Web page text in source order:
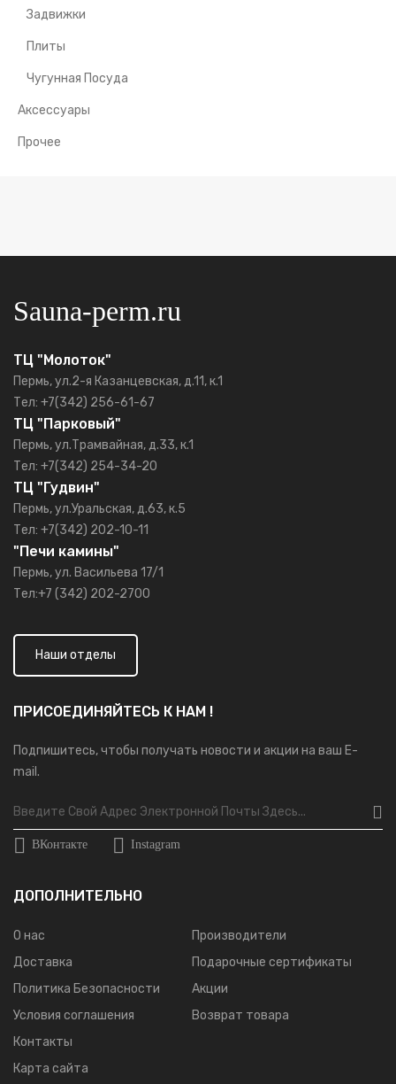
Задвижки
Плиты
Чугунная Посуда
Аксессуары
Прочее
Sauna-perm.ru
ТЦ "Молоток"
Пермь, ул.2-я Казанцевская, д.11, к.1
Тел: +7(342) 256-61-67
ТЦ "Парковый"
Пермь, ул.Трамвайная, д.33, к.1
Тел: +7(342) 254-34-20
ТЦ "Гудвин"
Пермь, ул.Уральская, д.63, к.5
Тел: +7(342) 202-10-11
"Печи камины"
Пермь, ул. Васильева 17/1
Тел:+7 (342) 202-2700
Наши отделы
ПРИСОЕДИНЯЙТЕСЬ К НАМ !
Подпишитесь, чтобы получать новости и акции на ваш E-
mail.
ВКонтакте Instagram
ДОПОЛНИТЕЛЬНО
О нас
Доставка
Политика Безопасности
Условия соглашения
Контакты
Карта сайта
Производители
Подарочные сертификаты
Акции
Возврат товара